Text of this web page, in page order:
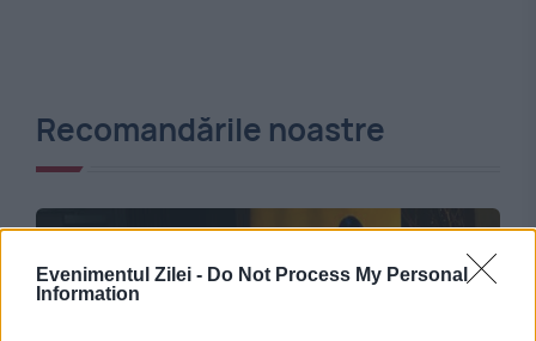
Evenimentul Zilei - Do Not Process My Personal
Information
Recomandările noastre